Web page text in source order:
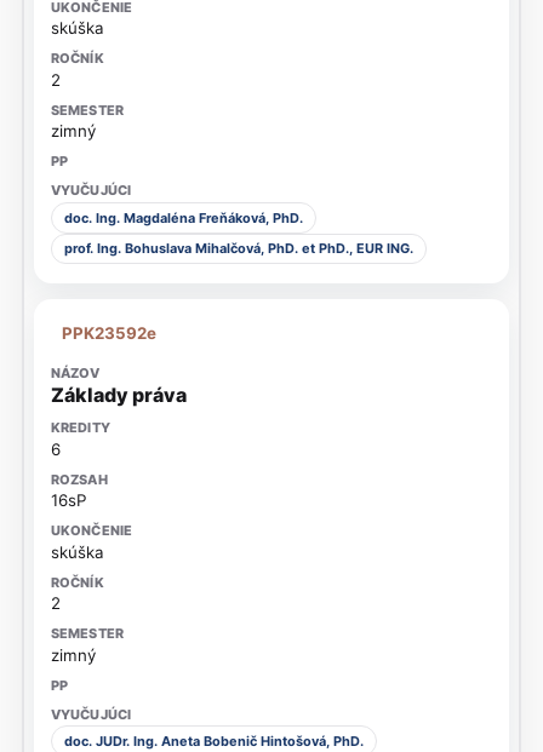
skúška
2
zimný
doc. Ing. Magdaléna Freňáková, PhD.
prof. Ing. Bohuslava Mihalčová, PhD. et PhD., EUR ING.
PPK23592e
Základy práva
6
16sP
skúška
2
zimný
doc. JUDr. Ing. Aneta Bobenič Hintošová, PhD.